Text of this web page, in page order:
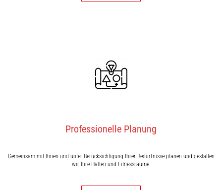
Professionelle Planung
Gemeinsam mit Ihnen und unter Berücksichtigung Ihrer Bedürfnisse planen und gestalten
wir Ihre Hallen und Fitnessräume.